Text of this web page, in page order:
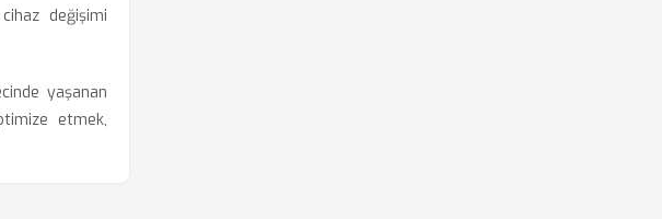
değişimi
yaşanan
etmek,